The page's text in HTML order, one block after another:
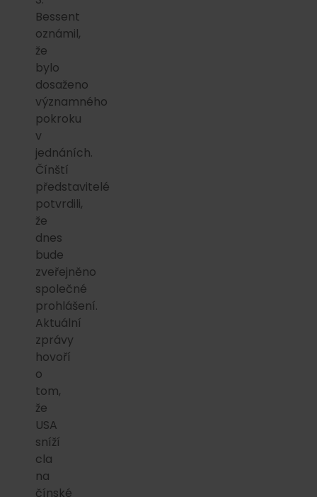
Bessent
oznámil,
že
bylo
dosaženo
významného
pokroku
v
jednáních.
Čínští
představitelé
potvrdili,
že
dnes
bude
zveřejněno
společné
prohlášení.
Aktuální
zprávy
hovoří
o
tom,
že
USA
sníží
cla
na
čínské